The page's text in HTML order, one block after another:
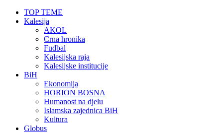
TOP TEME
Kalesija
AKOL
Crna hronika
Fudbal
Kalesijska raja
Kalesijske institucije
BiH
Ekonomija
HORION BOSNA
Humanost na djelu
Islamska zajednica BiH
Kultura
Globus